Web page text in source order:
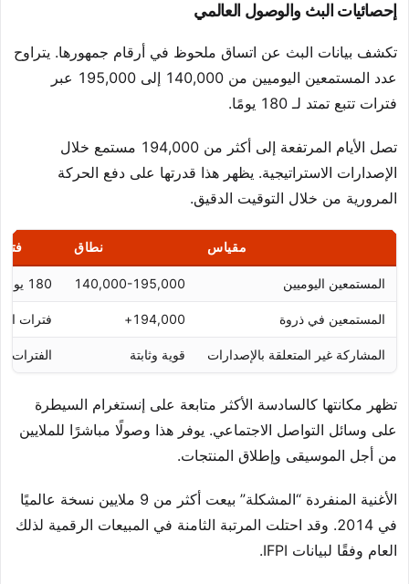
إحصائيات البث والوصول العالمي
تكشف بيانات البث عن اتساق ملحوظ في أرقام جمهورها. يتراوح
عدد المستمعين اليوميين من 140,000 إلى 195,000 عبر
فترات تتبع تمتد لـ 180 يومًا.
تصل الأيام المرتفعة إلى أكثر من 194,000 مستمع خلال
الإصدارات الاستراتيجية. يظهر هذا قدرتها على دفع الحركة
المرورية من خلال التوقيت الدقيق.
مقياس نطاق
المستمعين اليوميين 140,000-195,000 180 يومًا
المستمعين في ذروة 194,000+ فترات
المشاركة غير المتعلقة بالإصدارات قوية وثابتة الفترات
تظهر مكانتها كالسادسة الأكثر متابعة على إنستغرام السيطرة
على وسائل التواصل الاجتماعي. يوفر هذا وصولًا مباشرًا للملايين
من أجل الموسيقى وإطلاق المنتجات.
الأغنية المنفردة “المشكلة” بيعت أكثر من 9 ملايين نسخة عالميًا
في 2014. وقد احتلت المرتبة الثامنة في المبيعات الرقمية لذلك
العام وفقًا لبيانات IFPI.